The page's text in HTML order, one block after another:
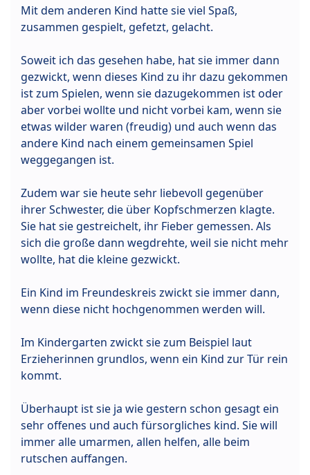
Mit dem anderen Kind hatte sie viel Spaß,
zusammen gespielt, gefetzt, gelacht.
Soweit ich das gesehen habe, hat sie immer dann
gezwickt, wenn dieses Kind zu ihr dazu gekommen
ist zum Spielen, wenn sie dazugekommen ist oder
aber vorbei wollte und nicht vorbei kam, wenn sie
etwas wilder waren (freudig) und auch wenn das
andere Kind nach einem gemeinsamen Spiel
weggegangen ist.
Zudem war sie heute sehr liebevoll gegenüber
ihrer Schwester, die über Kopfschmerzen klagte.
Sie hat sie gestreichelt, ihr Fieber gemessen. Als
sich die große dann wegdrehte, weil sie nicht mehr
wollte, hat die kleine gezwickt.
Ein Kind im Freundeskreis zwickt sie immer dann,
wenn diese nicht hochgenommen werden will.
Im Kindergarten zwickt sie zum Beispiel laut
Erzieherinnen grundlos, wenn ein Kind zur Tür rein
kommt.
Überhaupt ist sie ja wie gestern schon gesagt ein
sehr offenes und auch fürsorgliches kind. Sie will
immer alle umarmen, allen helfen, alle beim
rutschen auffangen.